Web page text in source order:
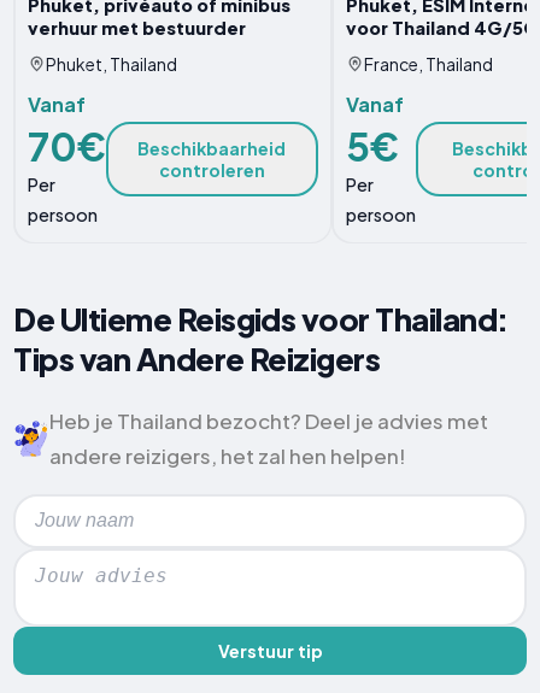
Phuket, privéauto of minibus
verhuur met bestuurder
Phuket, Thailand
Vanaf
70€
Per
persoon
Beschikbaarheid
controleren
Phuket, ESIM
voor Thailand 4G/5G
France, Thailand
Vanaf
5€
Per
persoon
De Ultieme Reisgids voor Thailand:
Tips van Andere Reizigers
Heb je Thailand bezocht? Deel je advies met
andere reizigers, het zal hen helpen!
Verstuur tip